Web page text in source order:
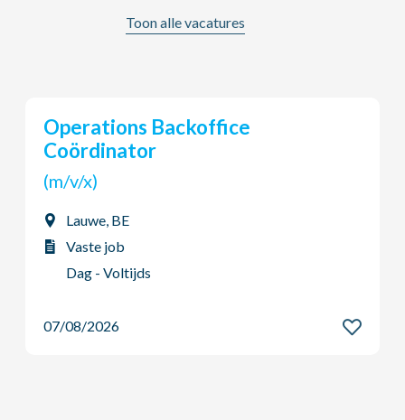
Toon alle vacatures
Young Potential Planner